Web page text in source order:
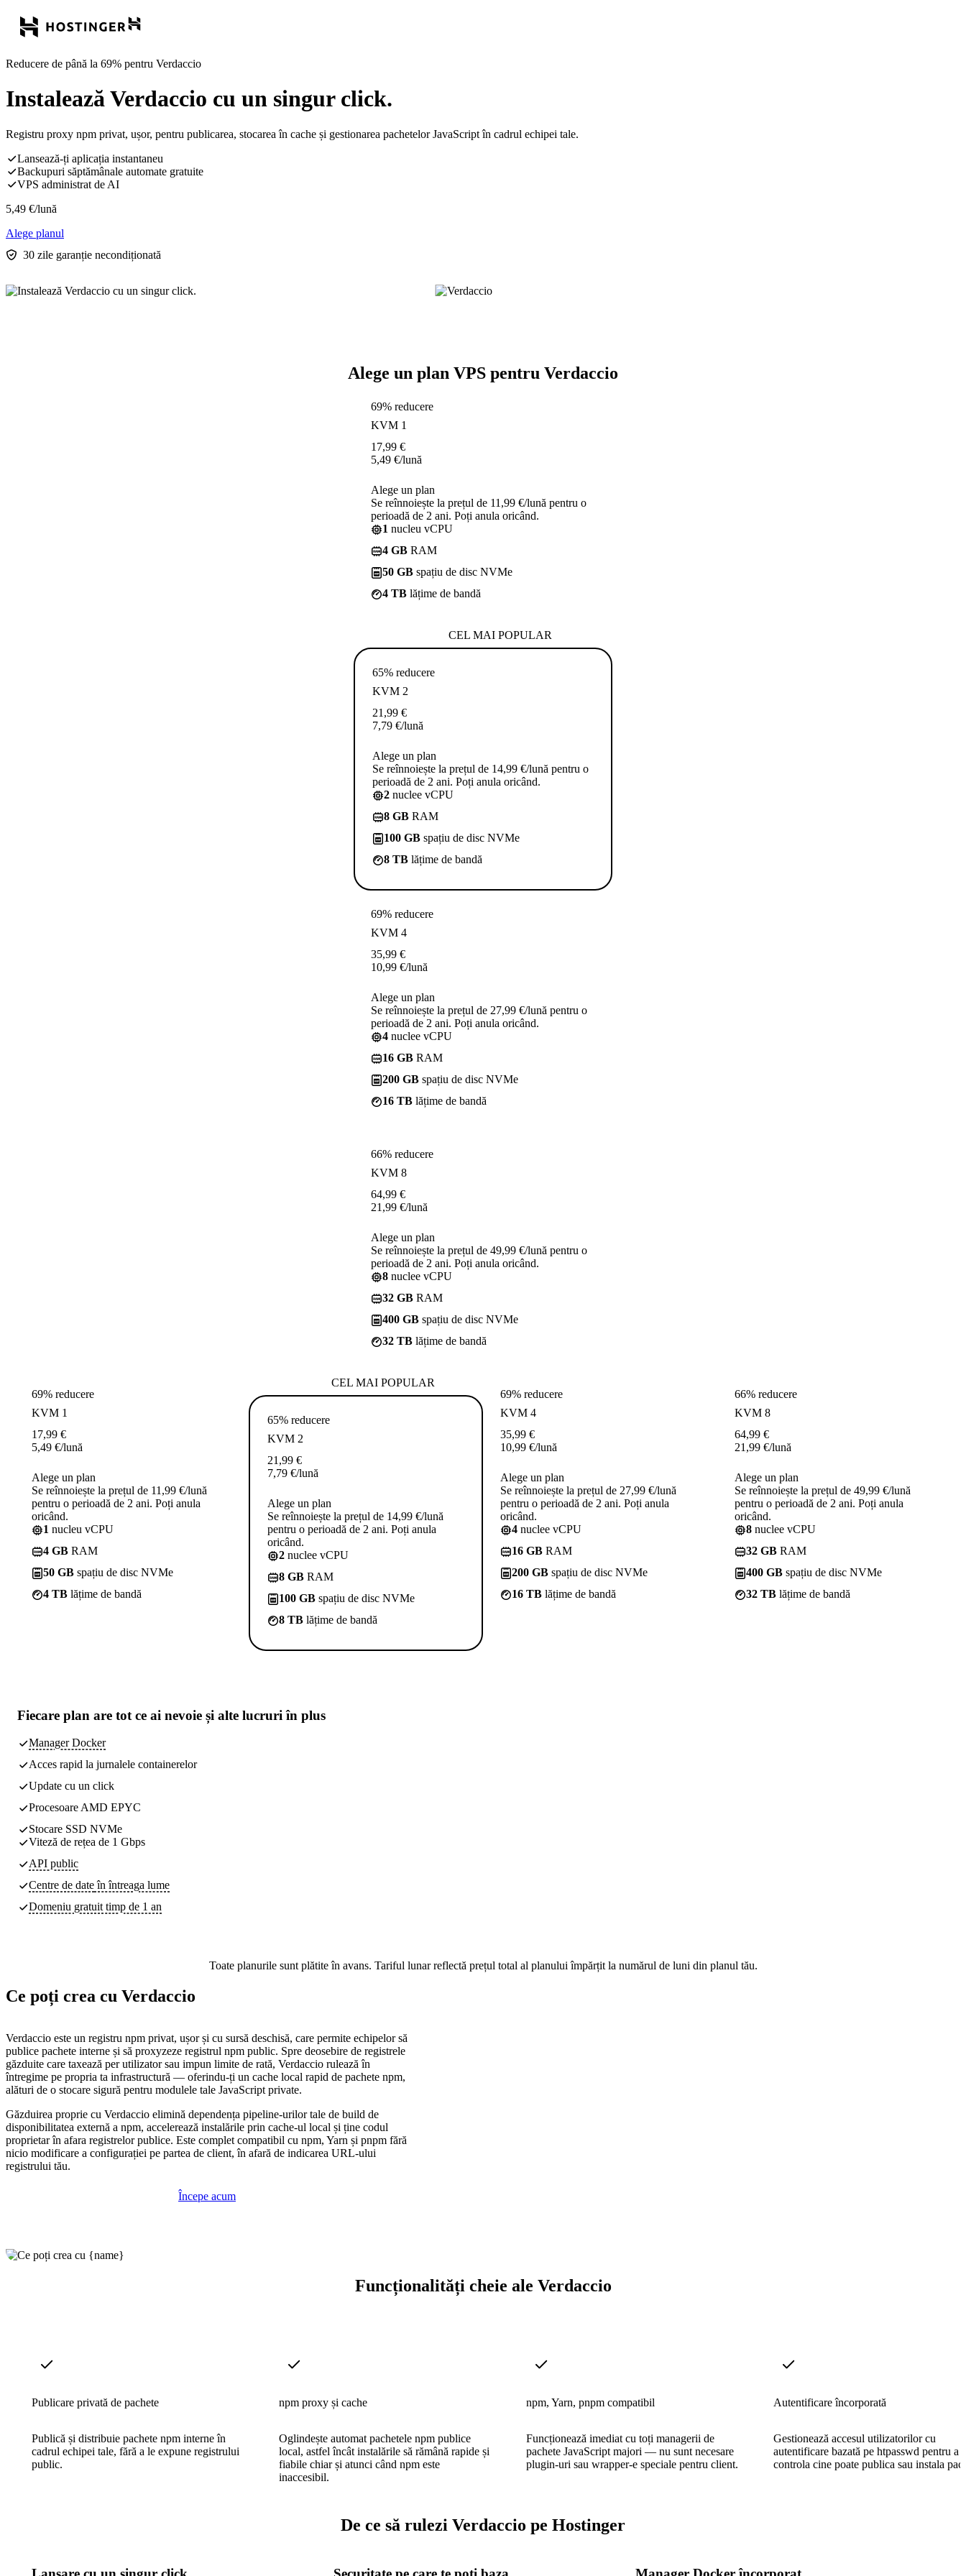
Reducere de până la 69% pentru Verdaccio
Instalează Verdaccio cu un singur click.
Registru proxy npm privat, ușor, pentru publicarea, stocarea în cache și gestionarea pachetelor JavaScript în cadrul echipei tale.
Lansează-ți aplicația instantaneu
Backupuri săptămânale automate gratuite
VPS administrat de AI
5,49 €/lună
Alege planul
30 zile garanție necondiționată
Alege un plan VPS pentru Verdaccio
69% reducere
KVM 1
17,99 €
5,49 €/lună
Alege un plan
Se reînnoiește la prețul de 11,99 €/lună pentru o
perioadă de 2 ani. Poți anula oricând.
1 nucleu vCPU
4 GB RAM
50 GB spațiu de disc NVMe
4 TB lățime de bandă
CEL MAI POPULAR
65% reducere
KVM 2
21,99 €
7,79 €/lună
Alege un plan
Se reînnoiește la prețul de 14,99 €/lună pentru o
perioadă de 2 ani. Poți anula oricând.
2 nuclee vCPU
8 GB RAM
100 GB spațiu de disc NVMe
8 TB lățime de bandă
69% reducere
KVM 4
35,99 €
10,99 €/lună
Alege un plan
Se reînnoiește la prețul de 27,99 €/lună pentru o
perioadă de 2 ani. Poți anula oricând.
4 nuclee vCPU
16 GB RAM
200 GB spațiu de disc NVMe
16 TB lățime de bandă
66% reducere
KVM 8
64,99 €
21,99 €/lună
Alege un plan
Se reînnoiește la prețul de 49,99 €/lună pentru o
perioadă de 2 ani. Poți anula oricând.
8 nuclee vCPU
32 GB RAM
400 GB spațiu de disc NVMe
32 TB lățime de bandă
69% reducere
KVM 1
17,99 €
5,49 €/lună
Alege un plan
Se reînnoiește la prețul de 11,99 €/lună
pentru o perioadă de 2 ani. Poți anula
oricând.
1 nucleu vCPU
4 GB RAM
50 GB spațiu de disc NVMe
4 TB lățime de bandă
CEL MAI POPULAR
65% reducere
KVM 2
21,99 €
7,79 €/lună
Alege un plan
Se reînnoiește la prețul de 14,99 €/lună
pentru o perioadă de 2 ani. Poți anula
oricând.
2 nuclee vCPU
8 GB RAM
100 GB spațiu de disc NVMe
8 TB lățime de bandă
69% reducere
KVM 4
35,99 €
10,99 €/lună
Alege un plan
Se reînnoiește la prețul de 27,99 €/lună
pentru o perioadă de 2 ani. Poți anula
oricând.
4 nuclee vCPU
16 GB RAM
200 GB spațiu de disc NVMe
16 TB lățime de bandă
66% reducere
KVM 8
64,99 €
21,99 €/lună
Alege un plan
Se reînnoiește la prețul de 49,99 €/lună
pentru o perioadă de 2 ani. Poți anula
oricând.
8 nuclee vCPU
32 GB RAM
400 GB spațiu de disc NVMe
32 TB lățime de bandă
Fiecare plan are tot ce ai nevoie și alte lucruri în plus
Manager Docker
Acces rapid la jurnalele containerelor
Update cu un click
Procesoare AMD EPYC
Stocare SSD NVMe
Viteză de rețea de 1 Gbps
API public
Centre de dateîn întreaga lume
Domeniu gratuit timp de 1 an
Toate planurile sunt plătite în avans. Tariful lunar reflectă prețul total al planului împărțit la numărul de luni din planul tău.
Ce poți crea cu Verdaccio
Verdaccio este un registru npm privat, ușor și cu sursă deschisă, care permite echipelor să
publice pachete interne și să proxyzeze registrul npm public. Spre deosebire de registrele
găzduite care taxează per utilizator sau impun limite de rată, Verdaccio rulează în
întregime pe propria ta infrastructură — oferindu-ți un cache local rapid de pachete npm,
alături de o stocare sigură pentru modulele tale JavaScript private.
Găzduirea proprie cu Verdaccio elimină dependența pipeline-urilor tale de build de
disponibilitatea externă a npm, accelerează instalările prin cache-ul local și ține codul
proprietar în afara registrelor publice. Este complet compatibil cu npm, Yarn și pnpm fără
nicio modificare a configurației pe partea de client, în afară de indicarea URL-ului
registrului tău.
Începe acum
Funcționalități cheie ale Verdaccio
Publicare privată de pachete
Publică și distribuie pachete npm interne în
cadrul echipei tale, fără a le expune registrului
public.
npm proxy și cache
Oglindește automat pachetele npm publice
local, astfel încât instalările să rămână rapide și
fiabile chiar și atunci când npm este
inaccesibil.
npm, Yarn, pnpm compatibil
Funcționează imediat cu toți managerii de
pachete JavaScript majori — nu sunt necesare
plugin-uri sau wrapper-e speciale pentru client.
Autentificare încorporată
Gestionează accesul utilizatorilor cu
autentificare bazată pe htpasswd pentru a
controla cine poate publica sau instala
De ce să rulezi Verdaccio pe Hostinger